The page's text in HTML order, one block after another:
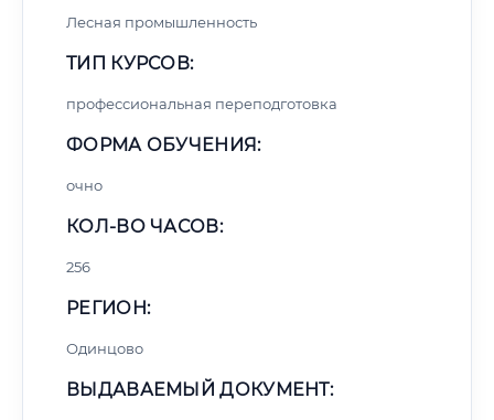
Лесная промышленность
ТИП КУРСОВ:
профессиональная переподготовка
ФОРМА ОБУЧЕНИЯ:
очно
КОЛ-ВО ЧАСОВ:
256
РЕГИОН:
Одинцово
ВЫДАВАЕМЫЙ ДОКУМЕНТ: